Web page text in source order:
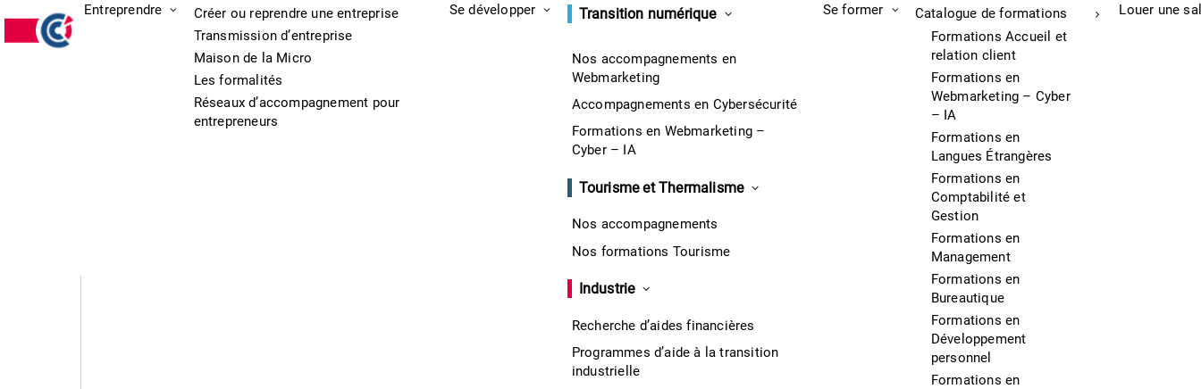
Entreprendre
Créer ou reprendre une entreprise
Transmission d’entreprise
Maison de la Micro
Les formalités
Réseaux d’accompagnement pour
entrepreneurs
Se développer Transition numérique
Nos accompagnements en
Webmarketing
Accompagnements en Cybersécurité
Formations en Webmarketing –
Cyber – IA
Tourisme et Thermalisme
Nos accompagnements
Nos formations Tourisme
Industrie
Recherche d’aides financières
Programmes d’aide à la transition
industrielle
Se former
Catalogue de formations
Formations Accueil et
relation client
Formations en
Webmarketing – Cyber
– IA
Formations en
Langues Étrangères
Formations en
Comptabilité et
Gestion
Formations en
Management
Formations en
Bureautique
Formations en
Développement
personnel
Formations en
Louer une